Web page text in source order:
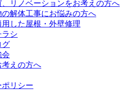
リノベーションをお考えの方へ
解体工事にお悩みの方へ
した屋根・外壁修理
ラシ
グ
会
えの方へ
リシー